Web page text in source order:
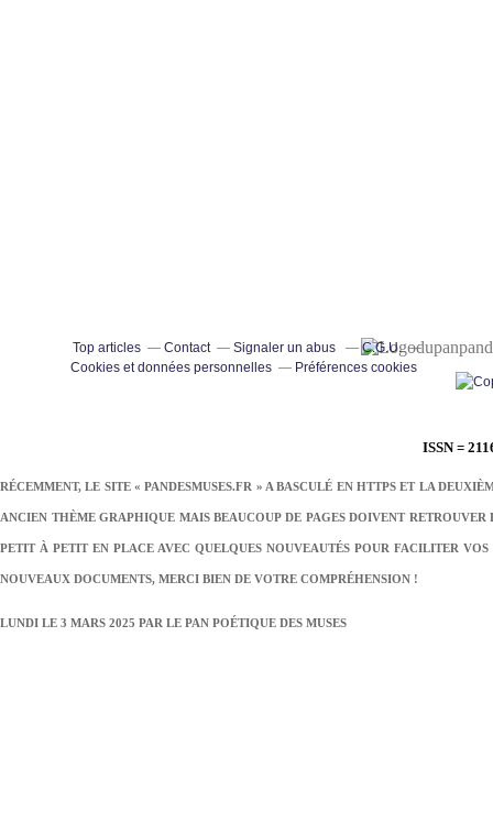
ISSN =
RÉCEMMENT, LE SITE « PANDESMUSES.FR » A BASCULÉ EN HTTPS ET LA
ANCIEN THÈME GRAPHIQUE MAIS BEAUCOUP DE PAGES DOIVENT
PETIT À PETIT EN PLACE AVEC QUELQUES NOUVEAUTÉS POUR FACILITER
NOUVEAUX DOCUMENTS, MERCI BIEN DE VOTRE COMPRÉHENSION !
LUNDI LE 3 MARS 2025 PAR LE PAN POÉTIQUE DES MUSES
Top articles Contact Signaler un abus
C.G.U.
Cookies et données personnelles
Préférences cookies